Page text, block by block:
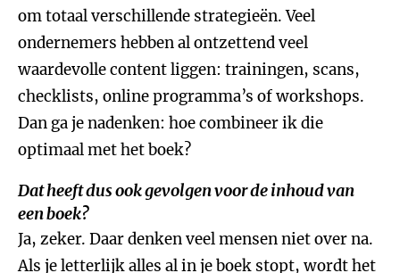
om totaal verschillende strategieën. Veel
ondernemers hebben al ontzettend veel
waardevolle content liggen: trainingen, scans,
checklists, online programma’s of workshops.
Dan ga je nadenken: hoe combineer ik die
optimaal met het boek?
Dat heeft dus ook gevolgen voor de inhoud van
een boek?
Ja, zeker. Daar denken veel mensen niet over na.
Als je letterlijk alles al in je boek stopt, wordt het